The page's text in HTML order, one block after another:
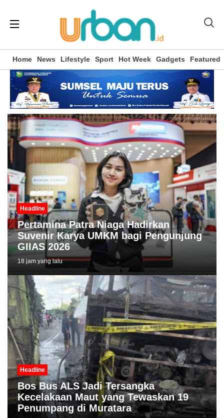
Home News Lifestyle Sport Hot Week Gadgets Featured
Headline
Pertamina Patra Niaga Hadirkan
Suvenir Karya UMKM bagi Pengunjung
GIIAS 2026
18 jam yang lalu
Headline
Bos Bus ALS Jadi Tersangka
Kecelakaan Maut yang Tewaskan 19
Penumpang di Muratara